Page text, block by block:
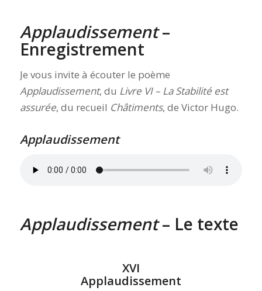
Applaudissement–
Enregistrement
Je vous invite à écouter le poème
Applaudissement, du Livre VI – La Stabilité est
assurée, du recueil Châtiments, de Victor Hugo.
Applaudissement
Applaudissement– Le texte
XVI
Applaudissement